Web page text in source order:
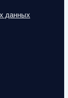
данных